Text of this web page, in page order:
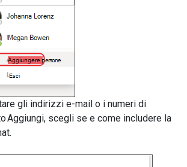
gli indirizzi e-mail o i numeri di
Aggiungi, scegli se e come includere la